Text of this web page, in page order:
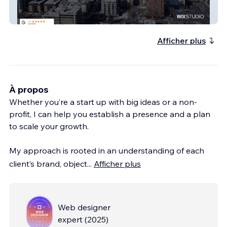
Immigration Consultant
Afficher plus
À propos
Whether you’re a start up with big ideas or a non-
profit, I can help you establish a presence and a plan
to scale your growth.
My approach is rooted in an understanding of each
client’s brand, object... Afficher plus
Web designer
expert (2025)